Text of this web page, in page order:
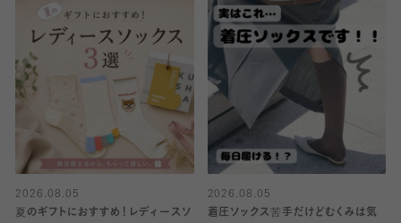
2026.08.05
夏のギフトにおすすめ！レディースソ
2026.08.05
着圧ソックス苦手だけどむくみは気